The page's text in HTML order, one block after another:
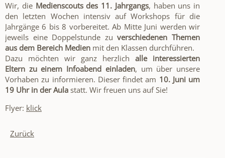
Wir, die Medienscouts des 11. Jahrgangs, haben uns in
den letzten Wochen intensiv auf Workshops für die
Jahrgänge 6 bis 8 vorbereitet. Ab Mitte Juni werden wir
jeweils eine Doppelstunde zuverschiedenen Themen
aus dem Bereich Medien mit den Klassen durchführen.
Dazu möchten wir ganz herzlich alle interessierten
Eltern zu einem Infoabend einladen, um über unsere
Vorhaben zu informieren. Dieser findet am 10. Juni um
19 Uhr in der Aula statt. Wir freuen uns auf Sie!
Flyer: klick
Zurück